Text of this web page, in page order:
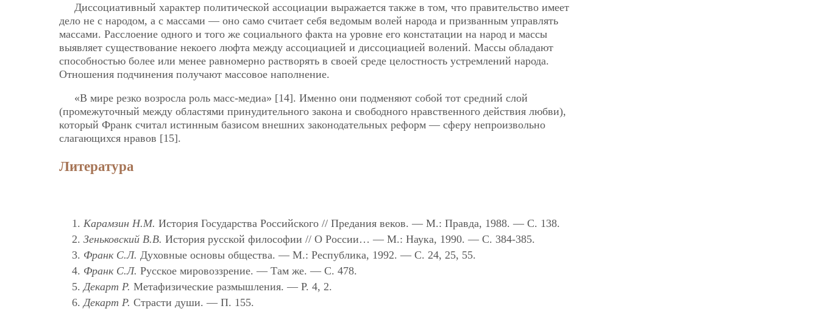
Диссоциативный характер политической ассоциации выражается также в том, что правительство имеет
дело не с народом, а с массами — оно само считает себя ведомым волей народа и призванным управлять
массами. Расслоение одного и того же социального факта на уровне его констатации на народ и массы
выявляет существование некоего люфта между ассоциацией и диссоциацией волений. Массы обладают
способностью более или менее равномерно растворять в своей среде целостность устремлений народа.
Отношения подчинения получают массовое наполнение.
«В мире резко возросла роль масс-медиа» [14]. Именно они подменяют собой тот средний слой
(промежуточный между областями принудительного закона и свободного нравственного действия любви),
который Франк считал истинным базисом внешних законодательных реформ — сферу непроизвольно
слагающихся нравов [15].
Литература
Карамзин Н.М. История Государства Российского // Предания веков. — М.: Правда, 1988. — С. 138.
Зеньковский В.В. История русской философии // О России… — М.: Наука, 1990. — С. 384-385.
Франк С.Л. Духовные основы общества. — М.: Республика, 1992. — С. 24, 25, 55.
Франк С.Л. Русское мировоззрение. — Там же. — С. 478.
Декарт Р. Метафизические размышления. — Р. 4, 2.
Декарт Р. Страсти души. — П. 155.